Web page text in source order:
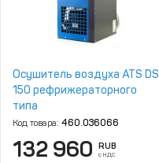
Осушитель воздуха ATS DSI
150 рефрижераторного
типа
Код товара: 460.036066
132 960 RUB
с НДС